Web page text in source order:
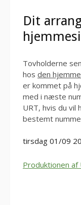
Dit
Tovholderne
hos den
er kommet på
med i næste
URT, hvis du
bestemt
tirsdag 01/09
Produktionen